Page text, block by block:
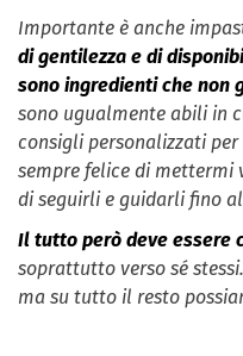
Importante è anche
di gentilezza e di
sono ingredienti che non
sono ugualmente abili in
consigli personalizzati
sempre felice di
di seguirli e guidarli fino
Il tutto però deve essere
soprattutto verso sé
ma su tutto il resto